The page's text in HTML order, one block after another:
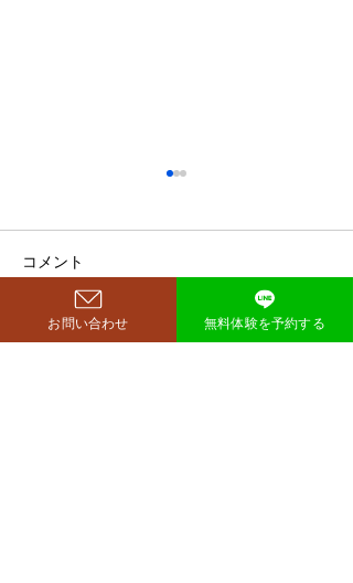
空気階段・鈴木もぐらさん
（38）が、わずか3ヶ月で体
重123キロから85キロへ、マ
イナス38キロのダイエットに
コメント
コメントを追加…
お問い合わせ 無料体験を予約する